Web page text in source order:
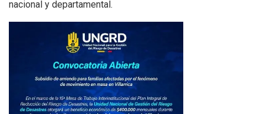
nacional y departamental.